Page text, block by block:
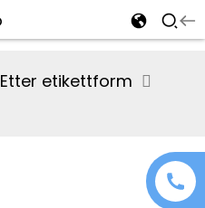
Etter etikettform